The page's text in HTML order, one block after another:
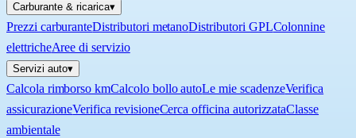
Carburante & ricarica▾
Prezzi carburanteDistributori metanoDistributori GPLColonnine
elettricheAree di servizio
Servizi auto▾
Calcola rimborso kmCalcolo bollo autoLe mie scadenzeVerifica
assicurazioneVerifica revisioneCerca officina autorizzataClasse
ambientale